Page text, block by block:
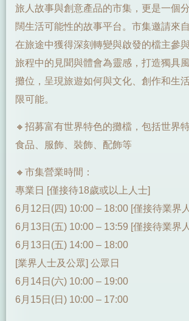
旅人故事與創意產品的市集，更是一個
闊生活可能性的故事平台。市集邀請來
在旅途中獲得深刻轉變與啟發的檔主參
旅程中的見聞與體會為靈感，打造獨具
攤位，呈現旅遊如何與文化、創作和生
限可能。
🔸招募富有世界特色的攤檔，包括世界
食品、服飾、裝飾、配飾等
🔸市集營業時間：
專業日 [僅接待18歲或以上人士]
6月12日(四) 10:00 – 18:00 [僅接待業界
6月13日(五) 10:00 – 13:59 [僅接待業界
6月13日(五) 14:00 – 18:00
[業界人士及公眾] 公眾日
6月14日(六) 10:00 – 19:00
6月15日(日) 10:00 – 17:00